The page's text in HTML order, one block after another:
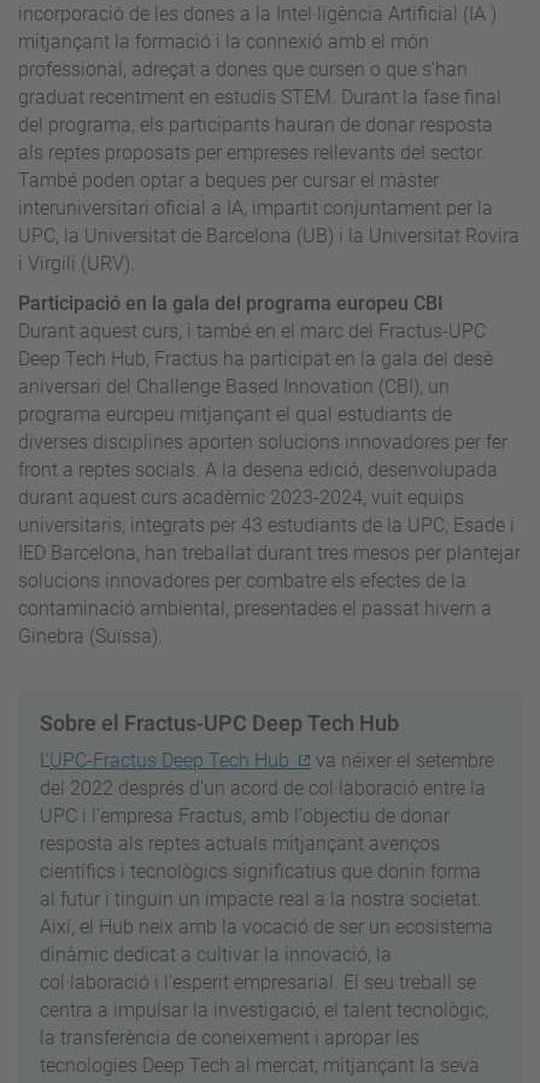
incorporació de les dones a la Intel·ligència Artificial (IA )
mitjançant la formació i la connexió amb el món
professional, adreçat a dones que cursen o que s'han
graduat recentment en estudis STEM. Durant la fase final
del programa, els participants hauran de donar resposta
als reptes proposats per empreses rellevants del sector.
També poden optar a beques per cursar el màster
interuniversitari oficial a IA, impartit conjuntament per la
UPC, la Universitat de Barcelona (UB) i la Universitat Rovira
i Virgili (URV).
Participació en la gala del programa europeu CBI
Durant aquest curs, i també en el marc del Fractus-UPC
Deep Tech Hub, Fractus ha participat en la gala del desè
aniversari del Challenge Based Innovation (CBI), un
programa europeu mitjançant el qual estudiants de
diverses disciplines aporten solucions innovadores per fer
front a reptes socials. A la desena edició, desenvolupada
durant aquest curs acadèmic 2023-2024, vuit equips
universitaris, integrats per 43 estudiants de la UPC, Esade i
IED Barcelona, han treballat durant tres mesos per plantejar
solucions innovadores per combatre els efectes de la
contaminació ambiental, presentades el passat hivern a
Ginebra (Suïssa).
Sobre el Fractus-UPC Deep Tech Hub
L'UPC-Fractus Deep Tech Hub
va néixer el setembre
del 2022 després d'un acord de col·laboració entre la
UPC i l'empresa Fractus, amb l'objectiu de donar
resposta als reptes actuals mitjançant avenços
científics i tecnològics significatius que donin forma
al futur i tinguin un impacte real a la nostra societat.
Així, el Hub neix amb la vocació de ser un ecosistema
dinàmic dedicat a cultivar la innovació, la
col·laboració i l'esperit empresarial. El seu treball se
centra a impulsar la investigació, el talent tecnològic,
la transferència de coneixement i apropar les
tecnologies Deep Tech al mercat, mitjançant la seva